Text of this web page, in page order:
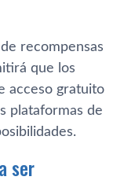
recompensas
que los
acceso gratuito
plataformas de
ser